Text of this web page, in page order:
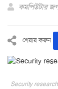
কমপিউটার
শেয়ার করুন
Security